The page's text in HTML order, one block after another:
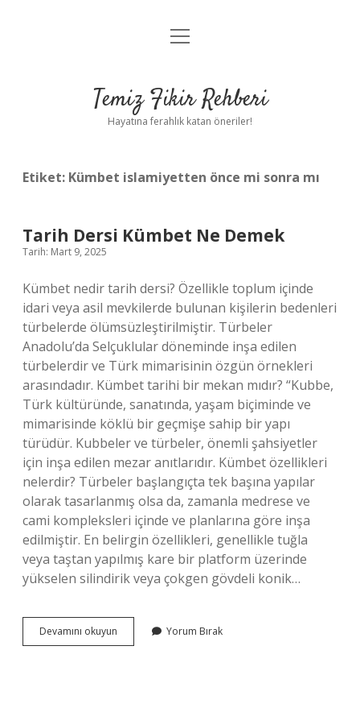
Anasayfa
Yasal Uyarı
menüyü
Temiz Fikir Rehberi
Hayatına ferahlık katan öneriler!
Etiket: Kümbet islamiyetten önce mi sonra mı
Tarih Dersi Kümbet Ne Demek
Tarih: Mart 9, 2025
Kümbet nedir tarih dersi? Özellikle toplum içinde
idari veya asil mevkilerde bulunan kişilerin bedenleri
türbelerde ölümsüzleştirilmiştir. Türbeler
Anadolu’da Selçuklular döneminde inşa edilen
türbelerdir ve Türk mimarisinin özgün örnekleri
arasındadır. Kümbet tarihi bir mekan mıdır? “Kubbe,
Türk kültüründe, sanatında, yaşam biçiminde ve
mimarisinde köklü bir geçmişe sahip bir yapı
türüdür. Kubbeler ve türbeler, önemli şahsiyetler
için inşa edilen mezar anıtlarıdır. Kümbet özellikleri
nelerdir? Türbeler başlangıçta tek başına yapılar
olarak tasarlanmış olsa da, zamanla medrese ve
cami kompleksleri içinde ve planlarına göre inşa
edilmiştir. En belirgin özellikleri, genellikle tuğla
veya taştan yapılmış kare bir platform üzerinde
yükselen silindirik veya çokgen gövdeli konik…
Devamını okuyun
Dersi
Yorum Bırak